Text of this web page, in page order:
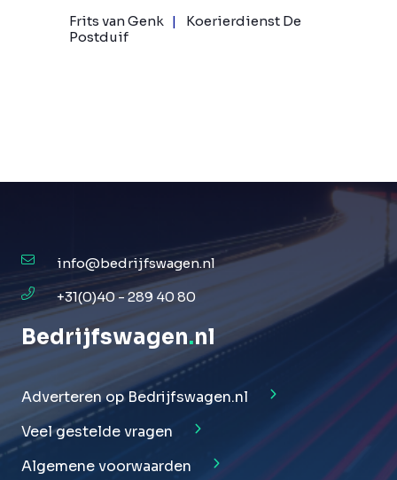
Frits van Genk
Koerierdienst De
Postduif
info@bedrijfswagen.nl
+31(0)40 - 289 40 80
Bedrijfswagen.nl
Adverteren op Bedrijfswagen.nl
Veel gestelde vragen
Algemene voorwaarden